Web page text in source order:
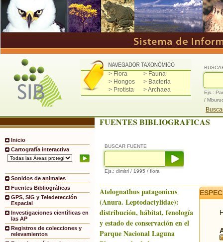
> Flora
> Fauna
> Hongos
> Bacteria
> Protista
> Archaea
Ejs.:
/
Inicio
Cartografía interactiva
Sonidos de animales
Fuentes Bibliográficas
GPS, SIG y Teledetección
Espacial
Investigaciones científicas en
las AP
Registros de colecciones y
relevamientos
FUENTES BIBLIOGRAFICAS
BUSCAR FUENTE
Ejs.: dimitri / 1995 / flora
Atelognathus patagonicus
(Anura. Leptodactylidae):
distribución, hábitat, fenología
y estado de conservación en el
Parque Nacional Laguna